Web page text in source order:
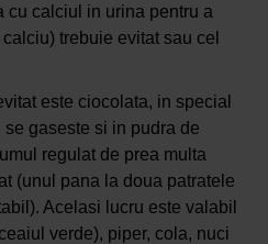
cu calciul in urina pentru a
trebuie evitat sau cel
este ciocolata, in special
gaseste si in pudra de
regulat de prea multa
(unul pana la doua patratele
Acelasi lucru este valabil
verde), piper, cola, nuci